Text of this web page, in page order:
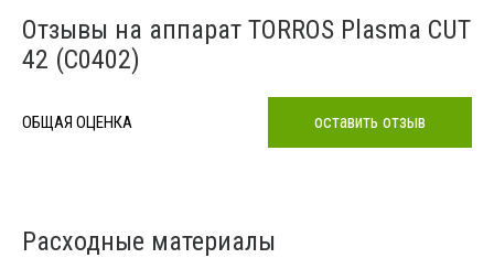
Отзывы на аппарат TORROS Plasma CUT
42 (C0402)
ОБЩАЯ ОЦЕНКА оставить отзыв
Расходные материалы